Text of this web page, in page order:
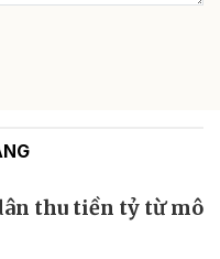
thu tiền tỷ từ mô